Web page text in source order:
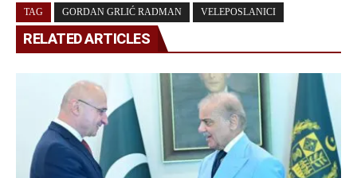
TAG GORDAN GRLIĆ RADMAN VELEPOSLANICI
RELATED ARTICLES